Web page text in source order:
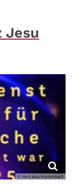
Jesu
© Herz Jesu Hostenbach